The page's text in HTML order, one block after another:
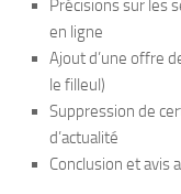
Précisions sur les
en ligne
Ajout d’une offre
le filleul)
Suppression de
d’actualité
Conclusion et avis